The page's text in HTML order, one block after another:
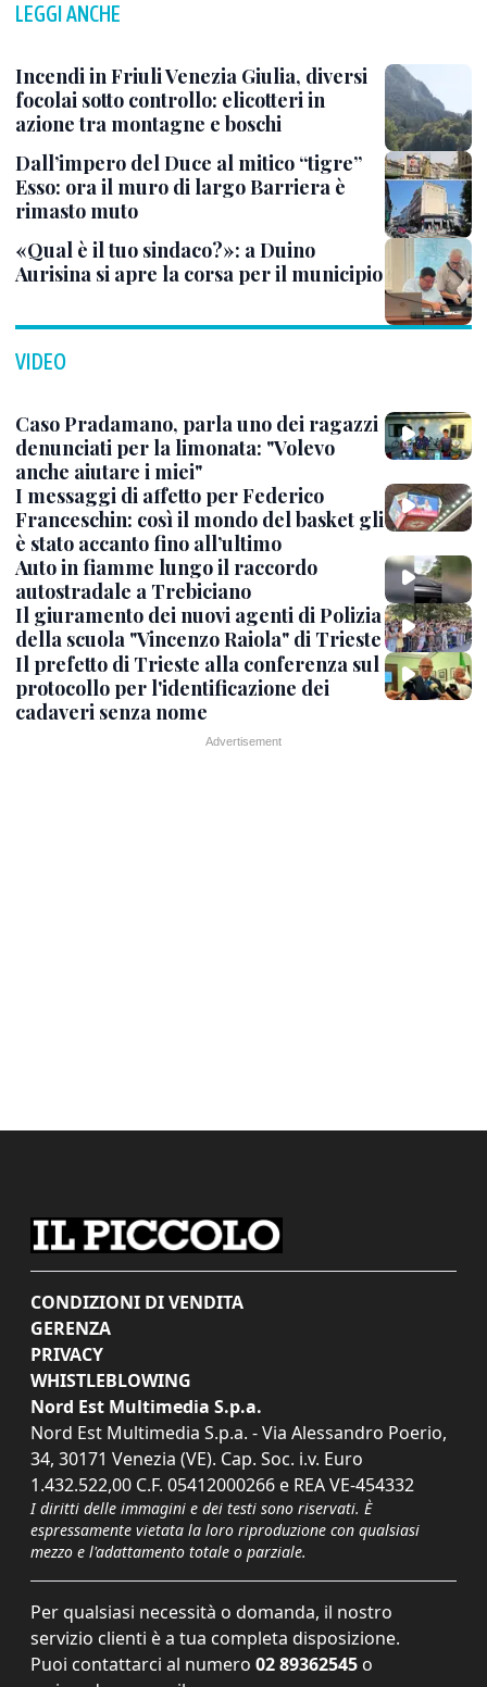
LEGGI ANCHE
Incendi in Friuli Venezia Giulia, diversi
focolai sotto controllo: elicotteri in
azione tra montagne e boschi
Dall’impero del Duce al mitico “tigre”
Esso: ora il muro di largo Barriera è
rimasto muto
«Qual è il tuo sindaco?»: a Duino
Aurisina si apre la corsa per il municipio
VIDEO
Caso Pradamano, parla uno dei ragazzi
denunciati per la limonata: "Volevo
anche aiutare i miei"
I messaggi di affetto per Federico
Franceschin: così il mondo del basket gli
è stato accanto fino all’ultimo
Auto in fiamme lungo il raccordo
autostradale a Trebiciano
Il giuramento dei nuovi agenti di Polizia
della scuola "Vincenzo Raiola" di Trieste
Il prefetto di Trieste alla conferenza sul
protocollo per l'identificazione dei
cadaveri senza nome
CONDIZIONI DI VENDITA
GERENZA
PRIVACY
WHISTLEBLOWING
Nord Est Multimedia S.p.a.
Nord Est Multimedia S.p.a. - Via Alessandro Poerio,
34, 30171 Venezia (VE). Cap. Soc. i.v. Euro
1.432.522,00 C.F. 05412000266 e REA VE-454332
I diritti delle immagini e dei testi sono riservati. È
espressamente vietata la loro riproduzione con qualsiasi
mezzo e l'adattamento totale o parziale.
Per qualsiasi necessità o domanda, il nostro
servizio clienti è a tua completa disposizione.
Puoi contattarci al numero 02 89362545 o